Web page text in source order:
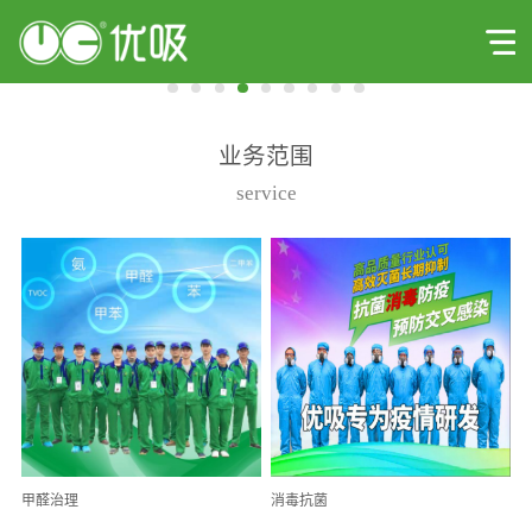
业务范围
service
甲醛治理 消毒抗菌